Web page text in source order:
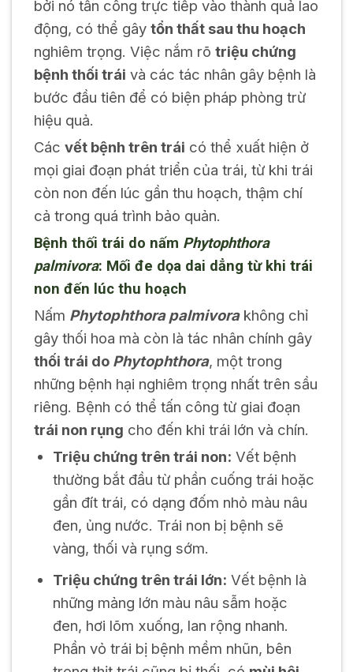
bởi nó tấn công trực tiếp vào thành quả lao
động, có thể gây tổn thất sau thu hoạch
nghiêm trọng. Việc nắm rõ triệu chứng
bệnh thối trái và các tác nhân gây bệnh là
bước đầu tiên để có biện pháp phòng trừ
hiệu quả.
Các vết bệnh trên trái có thể xuất hiện ở
mọi giai đoạn phát triển của trái, từ khi trái
còn non đến lúc gần thu hoạch, thậm chí
cả trong quá trình bảo quản.
Bệnh thối trái do nấm Phytophthora
palmivora: Mối đe dọa dai dẳng từ khi trái
non đến lúc thu hoạch
Nấm Phytophthora palmivorakhông chỉ
gây thối hoa mà còn là tác nhân chính gây
thối trái do Phytophthora, một trong
những bệnh hại nghiêm trọng nhất trên sầu
riêng. Bệnh có thể tấn công từ giai đoạn
trái non rụng cho đến khi trái lớn và chín.
Triệu chứng trên trái non: Vết bệnh
thường bắt đầu từ phần cuống trái hoặc
gần đít trái, có dạng đốm nhỏ màu nâu
đen, ủng nước. Trái non bị bệnh sẽ
vàng, thối và rụng sớm.
Triệu chứng trên trái lớn: Vết bệnh là
những mảng lớn màu nâu sẫm hoặc
đen, hơi lõm xuống, lan rộng nhanh.
Phần vỏ trái bị bệnh mềm nhũn, bên